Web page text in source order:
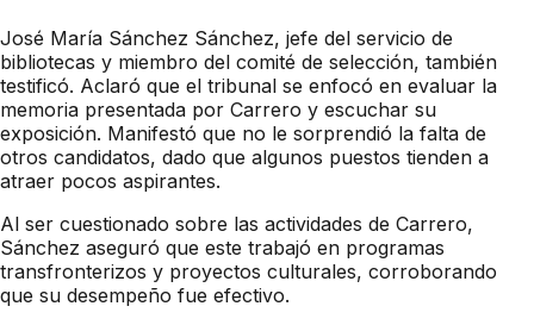
José María Sánchez Sánchez, jefe del servicio de
bibliotecas y miembro del comité de selección, también
testificó. Aclaró que el tribunal se enfocó en evaluar la
memoria presentada por Carrero y escuchar su
exposición. Manifestó que no le sorprendió la falta de
otros candidatos, dado que algunos puestos tienden a
atraer pocos aspirantes.
Al ser cuestionado sobre las actividades de Carrero,
Sánchez aseguró que este trabajó en programas
transfronterizos y proyectos culturales, corroborando
que su desempeño fue efectivo.